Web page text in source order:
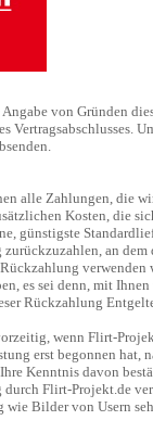
von Gründen
Vertragsabschlusses.
alle Zahlungen, die
Kosten, die
günstigste
zurückzuzahlen, an
es sei denn, mit
Rückzahlung
wenn Flirt-
erst begonnen hat,
Kenntnis davon
Flirt-Projekt.de
Bilder von Usern